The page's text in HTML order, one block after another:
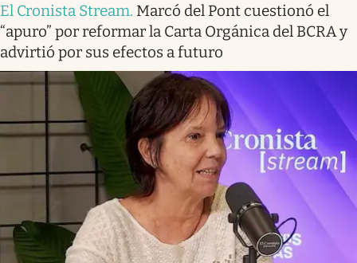
El Cronista Stream. Marcó del Pont cuestionó el
“apuro” por reformar la Carta Orgánica del BCRA y
advirtió por sus efectos a futuro